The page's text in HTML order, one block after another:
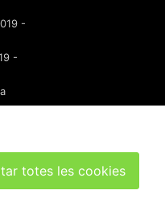
-
-
totes les cookies